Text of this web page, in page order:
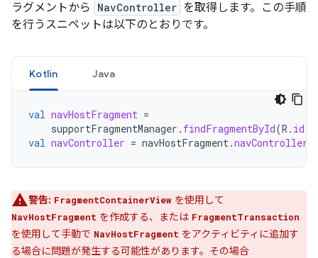
ラグメントから NavController を取得します。この手順
を行うスニペットは以下のとおりです。
Kotlin Java
val navHostFragment =
supportFragmentManager . findFragmentById(R . id
val navController = navHostFragment.navController
警告: FragmentContainerView を使用して
NavHostFragment を作成する、または FragmentTransaction
を使用して手動で NavHostFragment をアクティビティに追加す
る場合に問題が発生する可能性があります。その場合